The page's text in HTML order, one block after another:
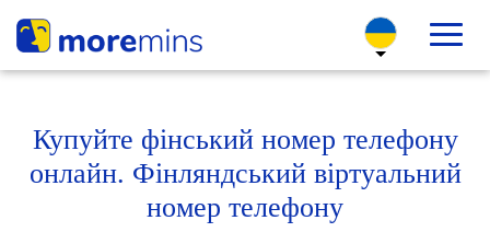
Купуйте фінський номер телефону
онлайн. Фінляндський віртуальний
номер телефону